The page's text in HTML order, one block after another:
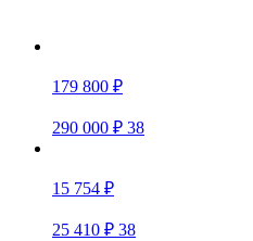
179 800 ₽
290 000 ₽ 38
15 754 ₽
25 410 ₽ 38